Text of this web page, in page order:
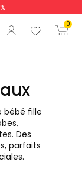
0
la
bébé fille
Des
parfaits